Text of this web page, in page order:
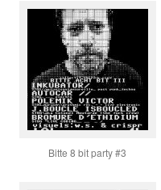
Bitte 8 bit party #3